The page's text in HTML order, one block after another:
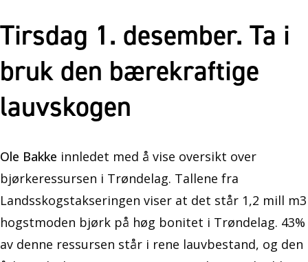
Tirsdag 1. desember. Ta i
bruk den bærekraftige
lauvskogen
Ole Bakke innledet med å vise oversikt over
bjørkeressursen i Trøndelag. Tallene fra
Landsskogstakseringen viser at det står 1,2 mill m3
hogstmoden bjørk på høg bonitet i Trøndelag. 43%
av denne ressursen står i rene lauvbestand, og den